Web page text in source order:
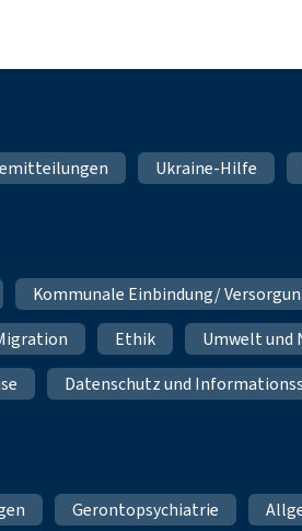
Ukraine-Hilfe
Kommunale Einbindung/
Ethik Umwelt und
Datenschutz und
Gerontopsychiatrie